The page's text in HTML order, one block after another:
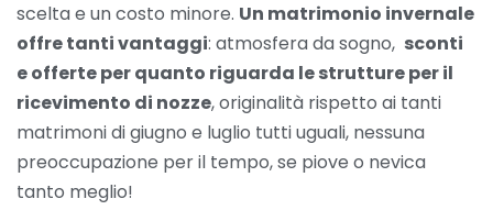
scelta e un costo minore. Un matrimonio invernale
offre tanti vantaggi: atmosfera da sogno, sconti
e offerte per quanto riguarda le strutture per il
ricevimento di nozze, originalità rispetto ai tanti
matrimoni di giugno e luglio tutti uguali, nessuna
preoccupazione per il tempo, se piove o nevica
tanto meglio!